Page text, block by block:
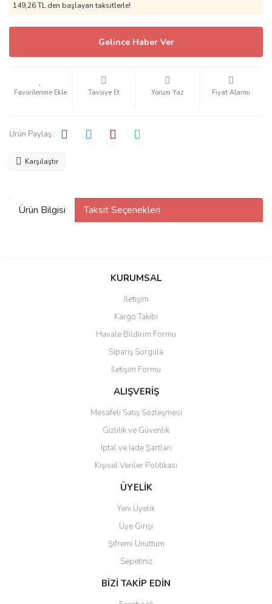
149,26 TL den başlayan taksitlerle!
Gelince Haber Ver
Tavsiye Et Yorum Yaz Fiyat Alarmı
Ürün Paylaş :
Karşılaştır
Ürün Bilgisi Taksit Seçenekleri
KURUMSAL
İletişim
Kargo Takibi
Havale Bildirim Formu
Sipariş Sorgula
İletişim Formu
ALIŞVERİŞ
Mesafeli Satış Sözleşmesi
Gizlilik ve Güvenlik
İptal ve İade Şartları
Kişisel Veriler Politikası
ÜYELİK
Yeni Üyelik
Üye Girişi
Şifremi Unuttum
Sepetiniz
BİZİ TAKİP EDİN